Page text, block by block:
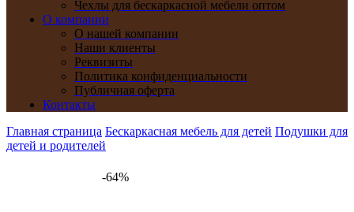
Чехлы для бескаркасной мебели оптом
О компании
О нашей компании
Наши клиенты
Реквизиты
Политика конфиденциальности
Публичная оферта
Контакты
Главная страница Бескаркасная мебель для детей Подушки для
детей и родителей
-64%